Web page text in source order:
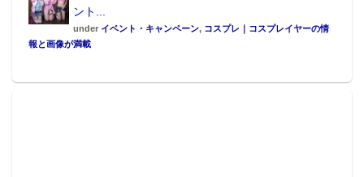
ント...
under イベント・キャンペーン, コスプレ｜コスプレイヤーの情
報と画像が満載